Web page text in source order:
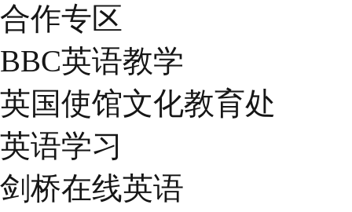
合作专区
BBC英语教学
英国使馆文化教育处
英语学习
剑桥在线英语